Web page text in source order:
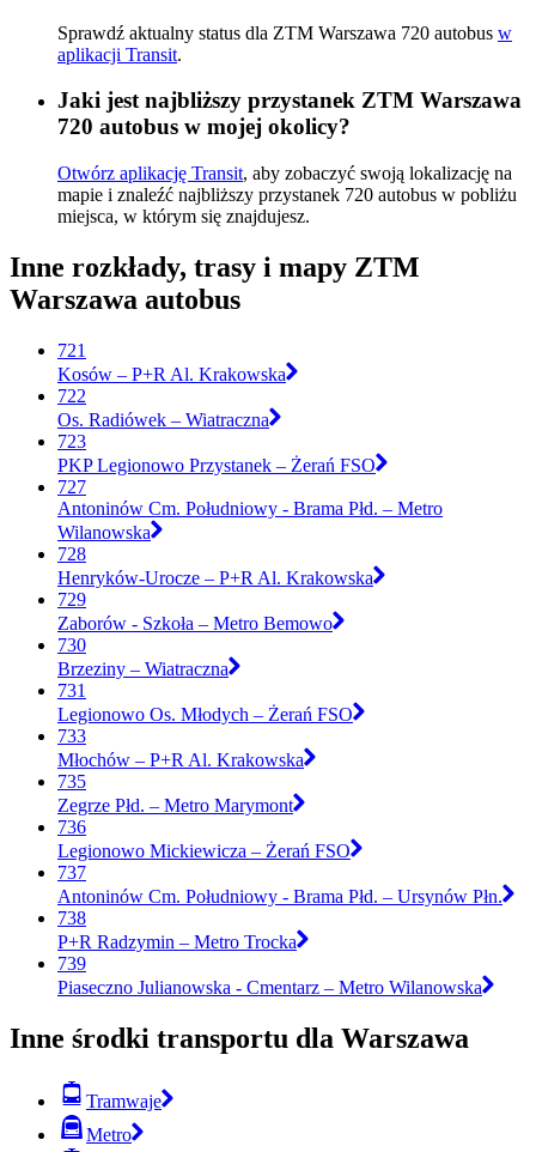
Sprawdź aktualny status dla ZTM Warszawa 720 autobus w
aplikacji Transit.
Jaki jest najbliższy przystanek ZTM Warszawa
720 autobus w mojej okolicy?
Otwórz aplikację Transit, aby zobaczyć swoją lokalizację na
mapie i znaleźć najbliższy przystanek 720 autobus w pobliżu
miejsca, w którym się znajdujesz.
Inne rozkłady, trasy i mapy ZTM
Warszawa autobus
721
Kosów – P+R Al. Krakowska
722
Os. Radiówek – Wiatraczna
723
PKP Legionowo Przystanek – Żerań FSO
727
Antoninów Cm. Południowy - Brama Płd. – Metro
Wilanowska
728
Henryków-Urocze – P+R Al. Krakowska
729
Zaborów - Szkoła – Metro Bemowo
730
Brzeziny – Wiatraczna
731
Legionowo Os. Młodych – Żerań FSO
733
Młochów – P+R Al. Krakowska
735
Zegrze Płd. – Metro Marymont
736
Legionowo Mickiewicza – Żerań FSO
737
Antoninów Cm. Południowy - Brama Płd. – Ursynów Płn.
738
P+R Radzymin – Metro Trocka
739
Piaseczno Julianowska - Cmentarz – Metro Wilanowska
Inne środki transportu dla Warszawa
Tramwaje
Metro